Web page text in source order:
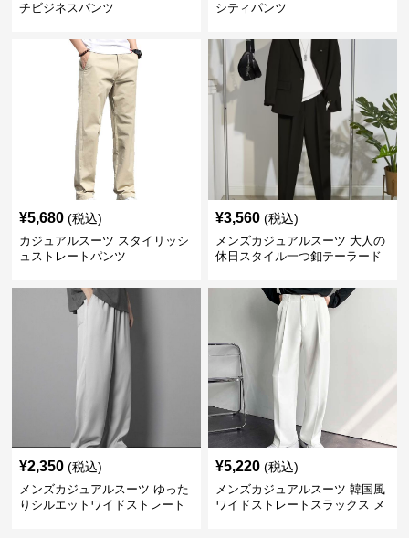
チビジネスパンツ
シティパンツ
¥5,680 (税込)
カジュアルスーツ スタイリッシ
ュストレートパンツ
¥3,560 (税込)
メンズカジュアルスーツ 大人の
休日スタイル一つ釦テーラード
¥2,350 (税込)
メンズカジュアルスーツ ゆった
りシルエットワイドストレート
¥5,220 (税込)
メンズカジュアルスーツ 韓国風
ワイドストレートスラックス メ